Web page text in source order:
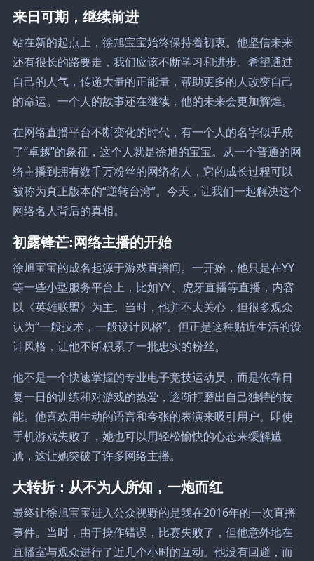
来日可期，继续前进
站在新的起点上，徐旭宝宝始终保持着初衷。他坚信未来
还有很长的路要走，我们应该不断学习和进步。希望通过
自己的人气，传递大量的正能量，帮助更多的人改变自己
的命运。一个人的故事还在继续，他的未来会更加辉煌。
在网络直播平台不断变化的时代，有一个人的名字似乎成
了“卓越”的象征，这个人就是徐旭的宝宝。从一个普通的网
络主播到拥有数千万粉丝的网络名人，它的成长过程可以
被称为真正版本的“逆转台湾”。今天，让我们一起解决这个
网络名人背后的真相。
初露锋芒:网络主播的开始
徐旭宝宝的成名起源于游戏直播间。一开始，他只是在YY
等一些小型服务平台上，比如YY、虎牙直播等直播，内容
以《英雄联盟》为主。当时，他并不太关心，但很多观众
认为“一般技术，一般设计风格”。但正是这种贴近生活的设
计风格，让他不断积累了一批忠实的粉丝。
他不是一个快速掌握的专业电子竞技运动员，而是依靠日
复一日的训练和对游戏的热爱，逐渐打磨出自己独特的技
能。他喜欢用生动的语言和夸张的表演来吸引用户。即使
手机游戏失败了，她也可以用轻松愉快的心态来缓解尴
尬，这让她突破了许多网络主播。
大转折：从不为人所知，一炮而红
最终让徐旭宝宝进入公众视野的是我在2016年的一次直播
事件。当时，由于操作错误，比赛失败了，但他意外地在
直播室与观众进行了近几个小时的互动。他没有回避，而